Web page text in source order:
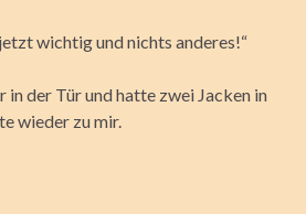
wichtig und nichts anderes!“
in der Tür und hatte zwei Jacken in
wieder zu mir.